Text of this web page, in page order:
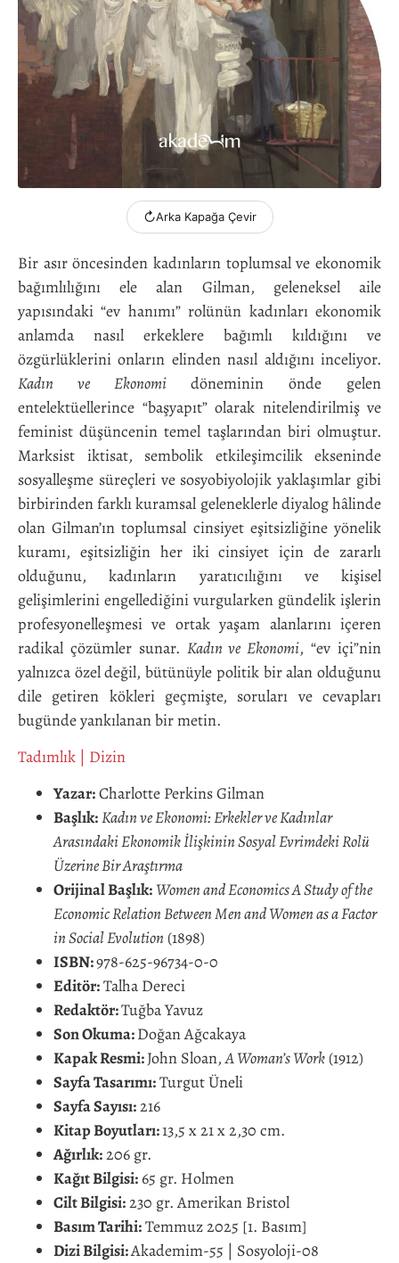
↻Arka Kapağa Çevir
Bir asır öncesinden kadınların toplumsal ve ekonomik
bağımlılığını ele alan Gilman, geleneksel aile
yapısındaki “ev hanımı” rolünün kadınları ekonomik
anlamda nasıl erkeklere bağımlı kıldığını ve
özgürlüklerini onların elinden nasıl aldığını inceliyor.
Kadın ve Ekonomidöneminin önde gelen
entelektüellerince “başyapıt” olarak nitelendirilmiş ve
feminist düşüncenin temel taşlarından biri olmuştur.
Marksist iktisat, sembolik etkileşimcilik ekseninde
sosyalleşme süreçleri ve sosyobiyolojik yaklaşımlar gibi
birbirinden farklı kuramsal geleneklerle diyalog hâlinde
olan Gilman’ın toplumsal cinsiyet eşitsizliğine yönelik
kuramı, eşitsizliğin her iki cinsiyet için de zararlı
olduğunu, kadınların yaratıcılığını ve kişisel
gelişimlerini engellediğini vurgularken gündelik işlerin
profesyonelleşmesi ve ortak yaşam alanlarını içeren
radikal çözümler sunar. Kadın ve Ekonomi, “ev içi”nin
yalnızca özel değil, bütünüyle politik bir alan olduğunu
dile getiren kökleri geçmişte, soruları ve cevapları
bugünde yankılanan bir metin.
Tadımlık | Dizin
Yazar:Charlotte Perkins Gilman
Başlık:Kadın ve Ekonomi:Erkekler ve Kadınlar
Arasındaki Ekonomik İlişkinin Sosyal Evrimdeki Rolü
Üzerine Bir Araştırma
Orijinal Başlık: Women and Economics A Study of the
Economic Relation Between Men and Women as a Factor
in Social Evolution (1898)
ISBN:978-625-96734-0-0
Editör:Talha Dereci
Redaktör:Tuğba Yavuz
Son Okuma:Doğan Ağcakaya
Kapak Resmi:John Sloan,A Woman’s Work (1912)
Sayfa Tasarımı:Turgut Üneli
Sayfa Sayısı:216
Kitap Boyutları:13,5 x 21 x 2,30 cm.
Ağırlık:206 gr.
Kağıt Bilgisi: 65 gr. Holmen
Cilt Bilgisi:230 gr. Amerikan Bristol
Basım Tarihi:Temmuz 2025 [1. Basım]
Dizi Bilgisi:Akademim-55 | Sosyoloji-08